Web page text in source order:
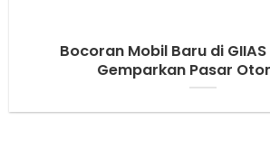
Bocoran Mobil Baru di
Gemparkan Pasar